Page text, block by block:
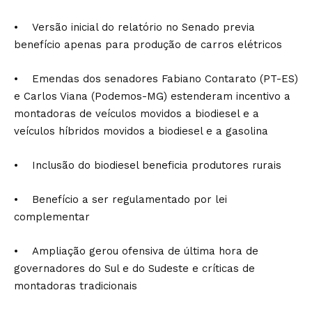
• Versão inicial do relatório no Senado previa
benefício apenas para produção de carros elétricos
• Emendas dos senadores Fabiano Contarato (PT-ES)
e Carlos Viana (Podemos-MG) estenderam incentivo a
montadoras de veículos movidos a biodiesel e a
veículos híbridos movidos a biodiesel e a gasolina
• Inclusão do biodiesel beneficia produtores rurais
• Benefício a ser regulamentado por lei
complementar
• Ampliação gerou ofensiva de última hora de
governadores do Sul e do Sudeste e críticas de
montadoras tradicionais